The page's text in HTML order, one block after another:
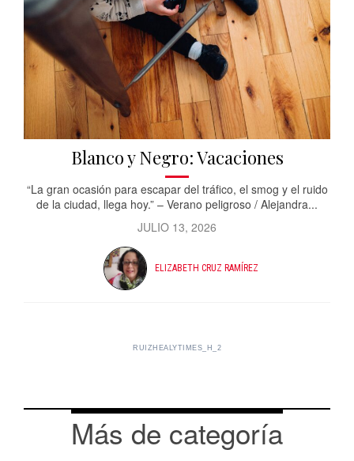
Blanco y Negro: Vacaciones
“La gran ocasión para escapar del tráfico, el smog y el ruido
de la ciudad, llega hoy.” – Verano peligroso / Alejandra...
JULIO 13, 2026
ELIZABETH CRUZ RAMÍREZ
RUIZHEALYTIMES_H_2
Más de categoría